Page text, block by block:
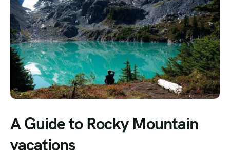
A Guide to Rocky Mountain
vacations